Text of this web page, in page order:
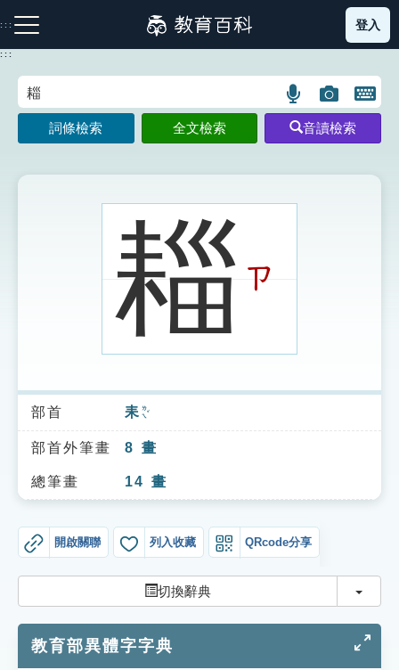
到
主
:::
注音索引圖示 筆畫索引圖示 部首索引表圖示
索引選單
知識索引
單字索引
貓頭鷹博士
登入
:::
語
言
搜
示
圖
片
搜
開
鍵
圖
詞條檢索 全文檢索 音讀檢索
䎩ㄗ
部首 耒 ㄌㄟˇ
部首外筆畫 8 畫
總筆畫 14 畫
開啟關聯 列入收藏 QRcode分享
切換辭典 切換
教育部異體字字典